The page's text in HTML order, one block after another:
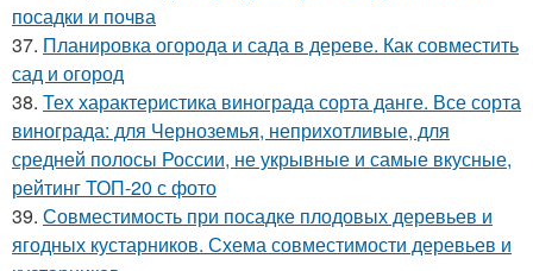
посадки и почва
37. Планировка огорода и сада в дереве. Как совместить
сад и огород
38. Тех характеристика винограда сорта данге. Все сорта
винограда: для Черноземья, неприхотливые, для
средней полосы России, не укрывные и самые вкусные,
рейтинг ТОП-20 с фото
39. Совместимость при посадке плодовых деревьев и
ягодных кустарников. Схема совместимости деревьев и